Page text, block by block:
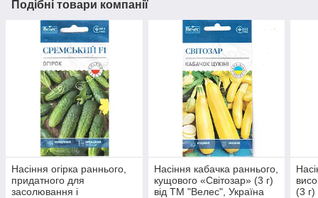
Подібні товари компанії
Насіння огірка раннього,
придатного для
засолювання і
Насіння кабачка раннього,
кущового «Світозар» (3 г)
від ТМ "Велес", Україна
(3